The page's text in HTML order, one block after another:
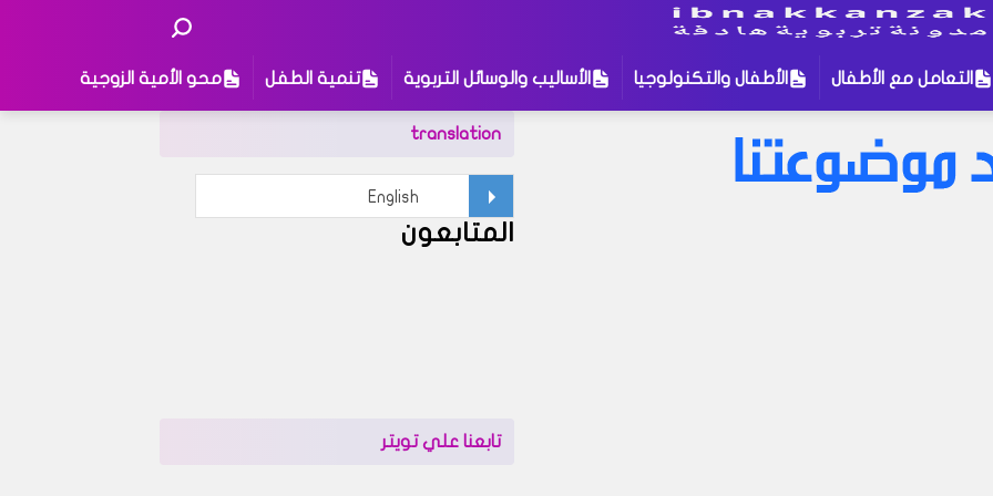
التعامل مع الأطفال الأطفال والتكنولوجيا الأساليب والوسائل التربوية تنمية الطفل محو الأمية الزوجية
للبحث:
translation
المتابعون
تابعنا علي تويتر